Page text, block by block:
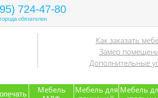
724-47-80
обязателен
Как заказать
Замер
Дополнительные
Мебель
Мебель для Мебель